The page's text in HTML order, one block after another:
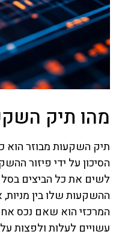
מהו תיק
תיק השקעות מבוזר הוא
הסיכון על ידי פיזור
לשים את כל הביצים
ההשקעות שלו בין מניות,
המרכזי הוא שאם נכס
עשויים לעלות ולפצות